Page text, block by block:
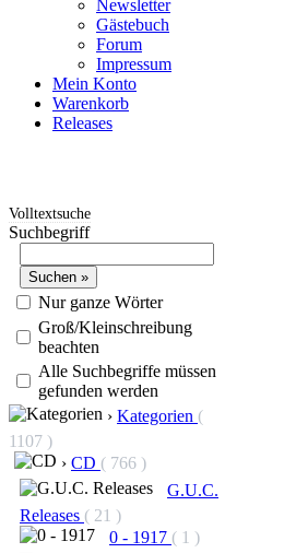
Newsletter
Gästebuch
Forum
Impressum
Mein Konto
Warenkorb
Releases
Volltextsuche
Suchbegriff
Nur ganze Wörter
Groß/Kleinschreibung
beachten
Alle Suchbegriffe müssen
gefunden werden
› Kategorien (
1107 )
› CD ( 766 )
G.U.C.
Releases ( 21 )
0 - 1917 ( 1 )